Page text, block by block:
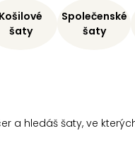
a hledáš šaty, ve
Košilové
šaty
Společenské
šaty